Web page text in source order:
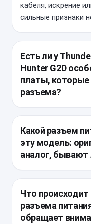
кабеля, искрение
сильные признаки
Есть ли у
Hunter G2D
платы,
разъема?
требовать почти
корпуса и снятия
не повредить
элементы рядом с
затронуть
Какой разъем
эту модель:
аналог, бывают
расположению
потому что у одной
Что
разъема
обращает